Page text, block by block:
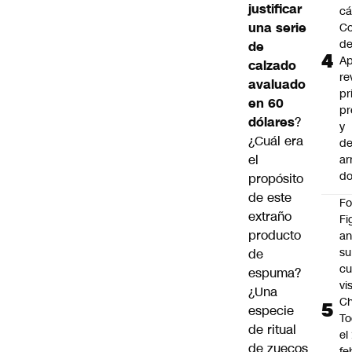
justificar
una serie
de
calzado
avaluado
en 60
dólares?
¿Cuál era
el
propósito
de este
extraño
producto
de
espuma?
¿Una
especie
de ritual
de zuecos
de
y
su
el